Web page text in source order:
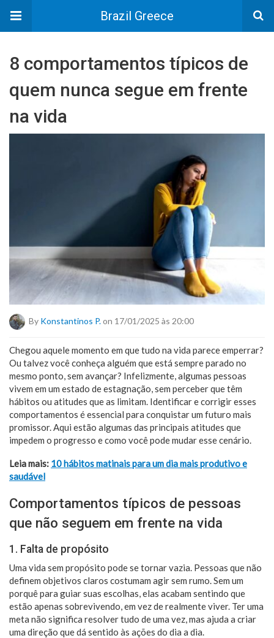
Brazil Greece
8 comportamentos típicos de
quem nunca segue em frente
na vida
By Konstantinos P. on 17/01/2025 às 20:00
Chegou aquele momento em que tudo na vida parece emperrar?
Ou talvez você conheça alguém que está sempre parado no
mesmo ponto, sem avançar? Infelizmente, algumas pessoas
vivem em um estado de estagnação, sem perceber que têm
hábitos ou atitudes que as limitam. Identificar e corrigir esses
comportamentos é essencial para conquistar um futuro mais
promissor. Aqui estão algumas das principais atitudes que
impedem o progresso e como você pode mudar esse cenário.
Leia mais: 10 hábitos matinais para um dia mais produtivo e
saudável
Comportamentos típicos de pessoas
que não seguem em frente na vida
1. Falta de propósito
Uma vida sem propósito pode se tornar vazia. Pessoas que não
definem objetivos claros costumam agir sem rumo. Sem um
porquê para guiar suas escolhas, elas acabam sentindo que
estão apenas sobrevivendo, em vez de realmente viver. Ter uma
meta não significa resolver tudo de uma vez, mas ajuda a criar
uma direção que dá sentido às ações do dia a dia.